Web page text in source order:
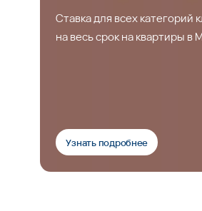
Ставка для всех категорий
на весь срок на квартиры в
Узнать подробнее